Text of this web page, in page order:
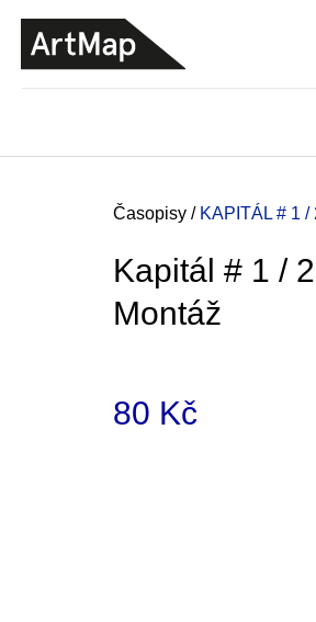
Domů
Časopisy / KAPITÁL # 1
Kapitál # 1 /
Montáž
80 Kč
ZPĚT
DO
OBCHODU
ZPĚT
DO
OBCHODU